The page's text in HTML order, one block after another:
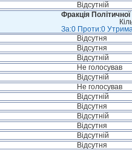
Відсутній
Фракція
За:0 Проти:0
Відсутня
Відсутня
Відсутній
Не голосував
Відсутній
Не голосував
Відсутній
Відсутня
Відсутній
Відсутня
Відсутній
Відсутня